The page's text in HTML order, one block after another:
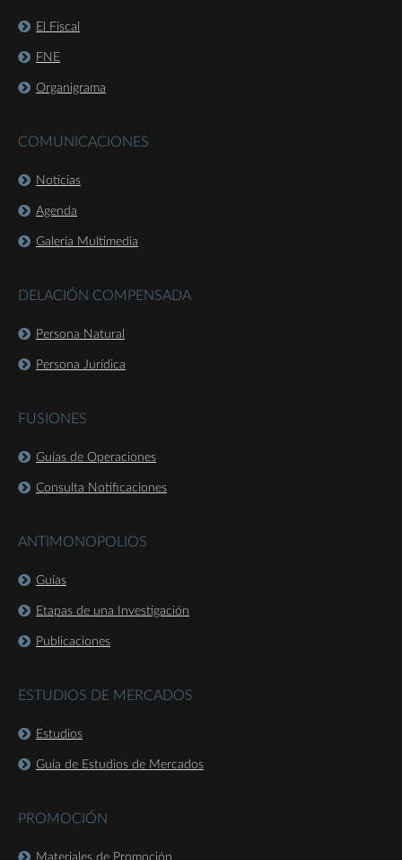
El Fiscal
FNE
Organigrama
COMUNICACIONES
Noticias
Agenda
Galería Multimedia
DELACIÓN COMPENSADA
Persona Natural
Persona Jurídica
FUSIONES
Guías de Operaciones
Consulta Notificaciones
ANTIMONOPOLIOS
Guías
Etapas de una Investigación
Publicaciones
ESTUDIOS DE MERCADOS
Estudios
Guía de Estudios de Mercados
PROMOCIÓN
Materiales de Promoción